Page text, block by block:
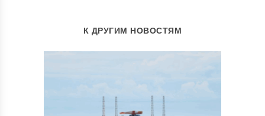
К ДРУГИМ НОВОСТЯМ